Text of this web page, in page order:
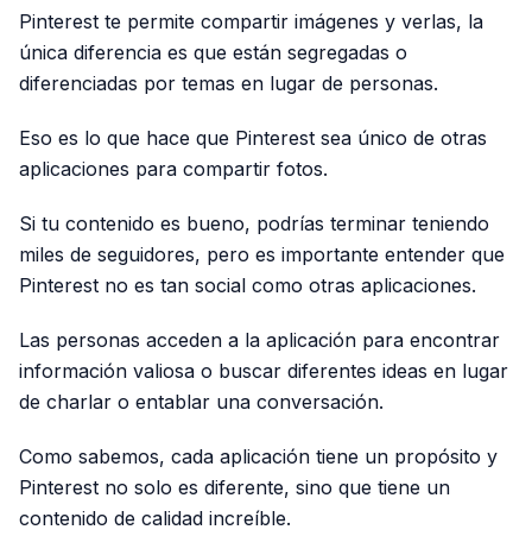
Pinterest te permite compartir imágenes y verlas, la
única diferencia es que están segregadas o
diferenciadas por temas en lugar de personas.
Eso es lo que hace que Pinterest sea único de otras
aplicaciones para compartir fotos.
Si tu contenido es bueno, podrías terminar teniendo
miles de seguidores, pero es importante entender que
Pinterest no es tan social como otras aplicaciones.
Las personas acceden a la aplicación para encontrar
información valiosa o buscar diferentes ideas en lugar
de charlar o entablar una conversación.
Como sabemos, cada aplicación tiene un propósito y
Pinterest no solo es diferente, sino que tiene un
contenido de calidad increíble.